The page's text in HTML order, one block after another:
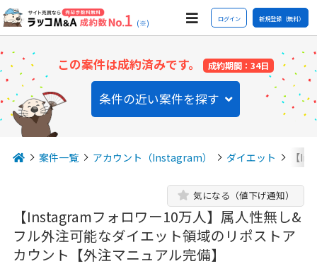
(※) ログイン 新規登録（無料）
この案件は成約済みです。 成約期間：34日
条件の近い案件を探す
案件一覧 アカウント（Instagram） ダイエット 【
【Instagramフォロワー10万人】属人性無し&
フル外注可能なダイエット領域のリポストア
カウント【外注マニュアル完備】
気になる（値下げ通知）